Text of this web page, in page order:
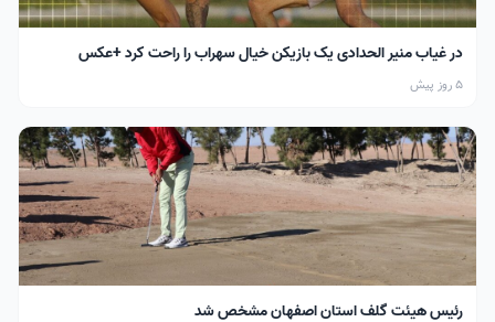
در غیاب منیر الحدادی یک بازیکن خیال سهراب را راحت کرد +عکس
5 روز پیش
رئیس هیئت گلف استان اصفهان مشخص شد